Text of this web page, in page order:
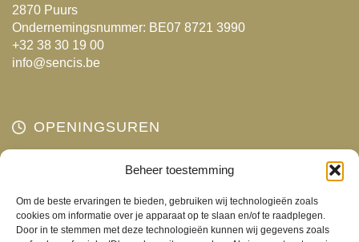
Beheer toestemming
Om de beste ervaringen te bieden, gebruiken wij technologieën zoals
cookies om informatie over je apparaat op te slaan en/of te raadplegen.
Door in te stemmen met deze technologieën kunnen wij gegevens zoals
2870 Puurs
Ondernemingsnummer: BE07 8721 3990
+32 38 30 19 00
info@sencis.be
OPENINGSUREN
Gesloten
Woensdag
10:00 - 18:00
Donderdag
10:00 - 18:00